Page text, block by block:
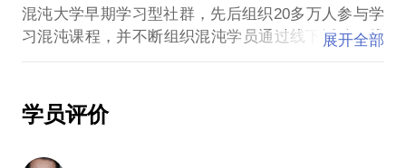
混沌大学早期学习型社群，先后组织20多万人参与学
习混沌课程，并不断组织混沌学员通过线下活动、线
展开全部
学员评价